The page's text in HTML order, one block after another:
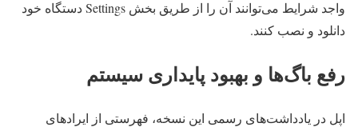
واجد شرایط می‌توانند آن را از طریق بخش Settings دستگاه خود
دانلود و نصب کنند.
رفع باگ‌ها و بهبود پایداری سیستم
اپل در یادداشت‌های رسمی این نسخه، فهرستی از ایرادهای